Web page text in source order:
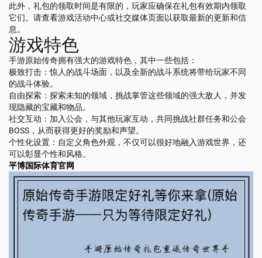
此外，礼包的领取时间是有限的，玩家应确保在礼包有效期内领取
它们。请查看游戏活动中心或社交媒体页面以获取最新的更新和信
息。
游戏特色
手游原始传奇拥有强大的游戏特色，其中一些包括：
极致打击：惊人的战斗场面，以及全新的战斗系统将带给玩家不同
的战斗体验。
自由探索：探索未知的领域，挑战掌管这些领域的强大敌人，并发
现隐藏的宝藏和物品。
社交互动：加入公会，与其他玩家互动，共同挑战社群任务和公会
BOSS，从而获得更好的奖励和声望。
个性化设置：自定义角色外观，不仅可以很好地融入游戏世界，还
可以彰显个性和风格。
平博国际体育官网